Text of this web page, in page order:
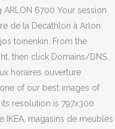
6700 Your session
de la Decathlon à Arlon.
toinenkin. From the
then click Domains/DNS..
horaires ouverture
of our best images of
resolution is 797x300
IKEA, magasins de meubles